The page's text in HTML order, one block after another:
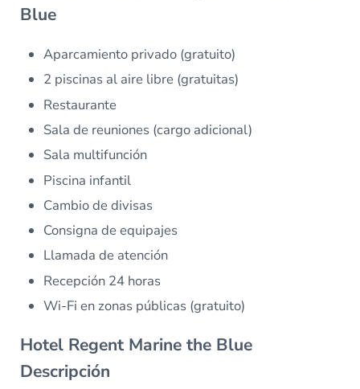
Blue
Aparcamiento privado (gratuito)
2 piscinas al aire libre (gratuitas)
Restaurante
Sala de reuniones (cargo adicional)
Sala multifunción
Piscina infantil
Cambio de divisas
Consigna de equipajes
Llamada de atención
Recepción 24 horas
Wi-Fi en zonas públicas (gratuito)
Hotel Regent Marine the Blue
Descripción